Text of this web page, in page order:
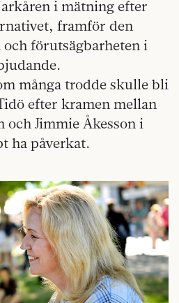
i mätning efter
framför den
förutsägbarheten i
många trodde skulle bli
efter kramen mellan
och Jimmie Åkesson i
ha påverkat.